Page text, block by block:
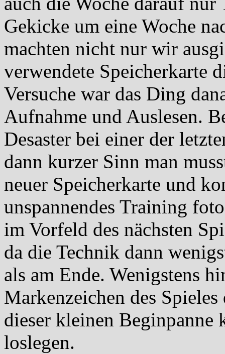
Gekicke um eine Woche
machten nicht nur wir
verwendete Speicherkarte
Versuche war das Ding
Aufnahme und Auslesen.
Desaster bei einer der
dann kurzer Sinn man
neuer Speicherkarte und
unspannendes Training
im Vorfeld des nächsten
da die Technik dann
als am Ende. Wenigstens
Markenzeichen des
dieser kleinen Beginpanne
loslegen.